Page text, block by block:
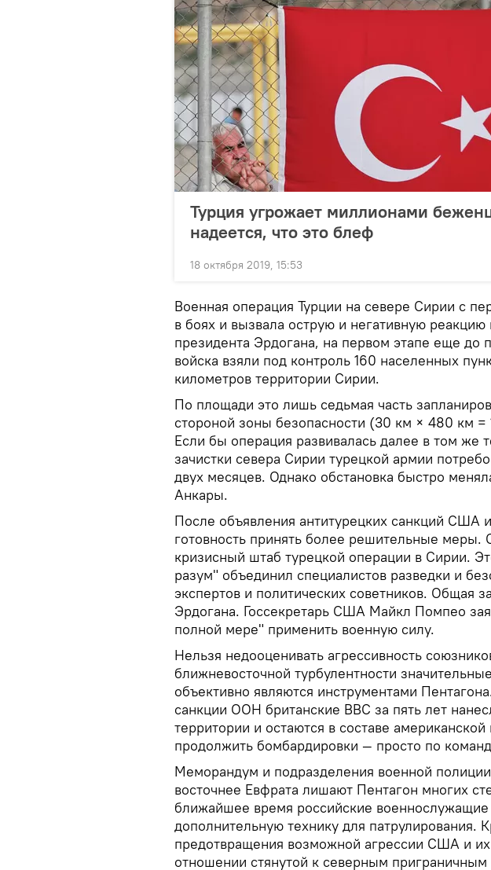
Турция угрожает миллионами
надеется, что это блеф
18 октября 2019, 15:53
Военная операция Турции на севере Сирии с
в боях и вызвала острую и негативную
президента Эрдогана, на первом этапе еще до
войска взяли под контроль 160 населенных
километров территории Сирии.
По площади это лишь седьмая часть
стороной зоны безопасности (30 км × 480 км =
Если бы операция развивалась далее в том же
зачистки севера Сирии турецкой армии
двух месяцев. Однако обстановка быстро
Анкары.
После объявления антитурецких санкций США
готовность принять более решительные
кризисный штаб турецкой операции в Сирии.
разум" объединил специалистов разведки и
экспертов и политических советников. Общая
Эрдогана. Госсекретарь США Майкл Помпео
полной мере" применить военную силу.
Нельзя недооценивать агрессивность
ближневосточной турбулентности
объективно являются инструментами
санкции ООН британские ВВС за пять лет
территории и остаются в составе
продолжить бомбардировки — просто по
Меморандум и подразделения военной
восточнее Евфрата лишают Пентагон многих
ближайшее время российские военнослужащие
дополнительную технику для патрулирования.
предотвращения возможной агрессии США и
отношении стянутой к северным